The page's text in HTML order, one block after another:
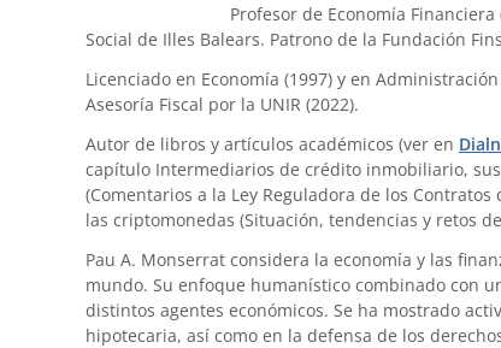
Profesor de Economía Financiera
Social de Illes Balears. Patrono de la Fundación
Licenciado en Economía (1997) y en
Asesoría Fiscal por la UNIR (2022).
Autor de libros y artículos académicos (ver en
capítulo Intermediarios de crédito inmobiliario,
(Comentarios a la Ley Reguladora de los
las criptomonedas (Situación, tendencias y retos
Pau A. Monserrat considera la economía y las
mundo. Su enfoque humanístico combinado con
distintos agentes económicos. Se ha mostrado
hipotecaria, así como en la defensa de los